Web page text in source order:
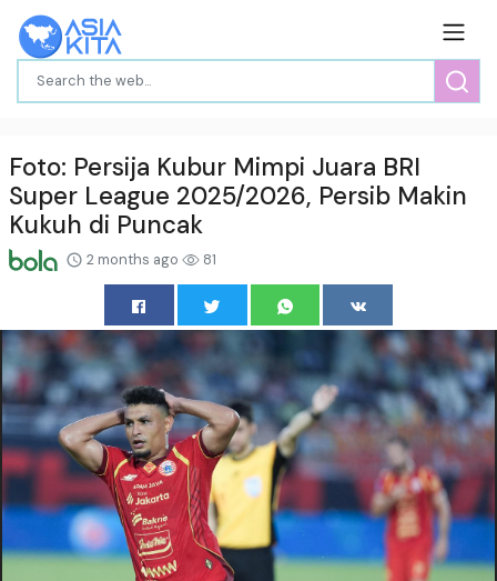
Foto: Persija Kubur Mimpi Juara BRI
Super League 2025/2026, Persib Makin
Kukuh di Puncak
2 months ago 81